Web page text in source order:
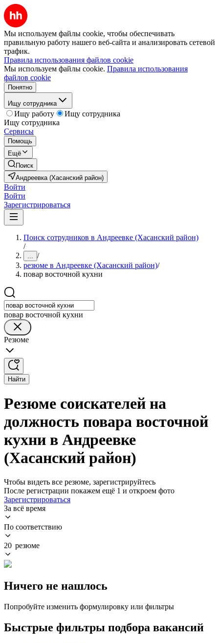
Мы используем файлы cookie, чтобы обеспечивать
правильную работу нашего веб-сайта и анализировать сетевой
трафик.
Правила использования файлов cookie
Мы используем файлы cookie. Правила использования
файлов cookie
Понятно
Ищу сотрудника
Ищу работу
Ищу сотрудника
Ищу сотрудника
Сервисы
Помощь
Ещё
Поиск
Андреевка (Хасанский район)
Войти
Войти
Зарегистрироваться
Поиск сотрудников в Андреевке (Хасанский район)
/
... /
резюме в Андреевке (Хасанский район)/
повар восточной кухни
повар восточной кухни
Резюме
Найти
Резюме соискателей на
должность повара восточной
кухни в Андреевке
(Хасанский район)
Чтобы видеть все резюме, зарегистрируйтесь
После регистрации покажем ещё 1 и откроем фото
Зарегистрироваться
За всё время
По соответствию
20 резюме
Ничего не нашлось
Попробуйте изменить формулировку или фильтры
Быстрые фильтры подбора вакансий